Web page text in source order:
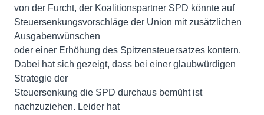
von der Furcht, der Koalitionspartner SPD könnte auf
Steuersenkungsvorschläge der Union mit zusätzlichen
Ausgabenwünschen
oder einer Erhöhung des Spitzensteuersatzes kontern.
Dabei hat sich gezeigt, dass bei einer glaubwürdigen
Strategie der
Steuersenkung die SPD durchaus bemüht ist
nachzuziehen. Leider hat